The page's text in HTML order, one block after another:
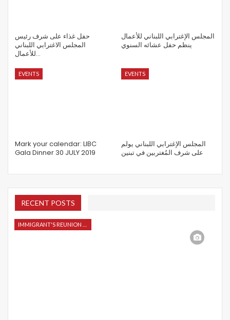
حفل غذاء على شرف رئيس
المجلس الاغترابي اللبناني
للأعمال…
المجلس الإغترابي اللبناني للأعمال
ينظم حفل عشائه السنوي
EVENTS
Mark your calendar: LIBC
Gala Dinner 30 JULY 2019
EVENTS
المجلس الإغترابي اللبناني يولم
على شرف المُغتربين في تبنين
RECENT POSTS